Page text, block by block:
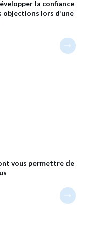
la confiance
lors d’une
vous permettre de